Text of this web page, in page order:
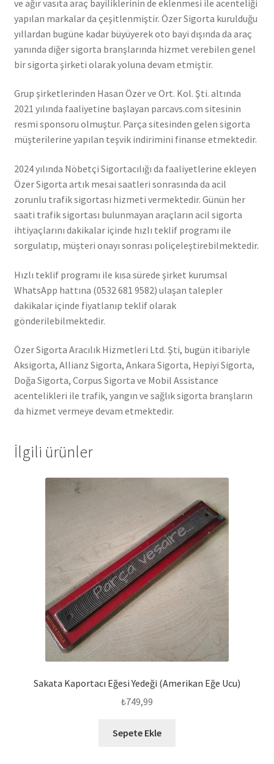
ve ağır vasıta araç bayiliklerinin de eklenmesi ile acenteliği
yapılan markalar da çeşitlenmiştir. Özer Sigorta kurulduğu
yıllardan bugüne kadar büyüyerek oto bayi dışında da araç
yanında diğer sigorta branşlarında hizmet verebilen genel
bir sigorta şirketi olarak yoluna devam etmiştir.
Grup şirketlerinden Hasan Özer ve Ort. Kol. Şti. altında
2021 yılında faaliyetine başlayan parcavs.com sitesinin
resmi sponsoru olmuştur. Parça sitesinden gelen sigorta
müşterilerine yapılan teşvik indirimini finanse etmektedir.
2024 yılında Nöbetçi Sigortacılığı da faaliyetlerine ekleyen
Özer Sigorta artık mesai saatleri sonrasında da acil
zorunlu trafik sigortası hizmeti vermektedir. Günün her
saati trafik sigortası bulunmayan araçların acil sigorta
ihtiyaçlarını dakikalar içinde hızlı teklif programı ile
sorgulatıp, müşteri onayı sonrası poliçeleştirebilmektedir.
Hızlı teklif programı ile kısa sürede şirket kurumsal
WhatsApp hattına (0532 681 9582) ulaşan talepler
dakikalar içinde fiyatlanıp teklif olarak
gönderilebilmektedir.
Özer Sigorta Aracılık Hizmetleri Ltd. Şti, bugün itibariyle
Aksigorta, Allianz Sigorta, Ankara Sigorta, Hepiyi Sigorta,
Doğa Sigorta, Corpus Sigorta ve Mobil Assistance
acentelikleri ile trafik, yangın ve sağlık sigorta branşların
da hizmet vermeye devam etmektedir.
İlgili ürünler
Sakata Kaportacı Eğesi Yedeği (Amerikan Eğe Ucu)
₺749,99
Sepete Ekle